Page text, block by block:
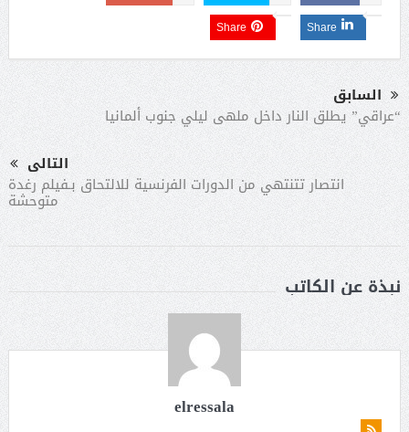
Share
Share
السابق
“عراقي” يطلق النار داخل ملهى ليلي جنوب ألمانيا
التالى
انتصار تتنتهي من الدورات الفرنسية للالتحاق بـفيلم رغدة
متوحشة
نبذة عن الكاتب
elressala